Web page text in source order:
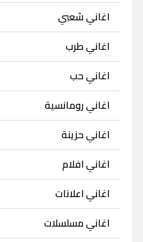
اغاني شعبي
اغاني طرب
اغاني حب
اغاني رومانسية
اغاني حزينة
اغاني افلام
اغاني اعلانات
اغاني مسلسلات